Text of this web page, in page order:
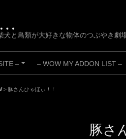
犬と鳥類が大好きな物体のつぶやき劇
+
– – WOW MY ADDON LIST –
> 豚さんひゃほぃ！！
豚さ